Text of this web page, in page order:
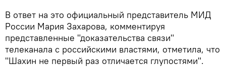
В ответ на это официальный представитель МИД
России Мария Захарова, комментируя
представленные "доказательства связи"
телеканала с российскими властями, отметила, что
"Шахин не первый раз отличается глупостями".